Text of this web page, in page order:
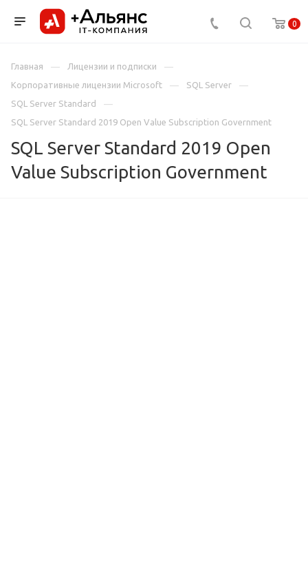
0
Главная
Лицензии и подписки
Корпоративные лицензии Microsoft
SQL Server
SQL Server Standard
SQL Server Standard 2019 Open Value Subscription Government
SQL Server Standard 2019 Open
Value Subscription Government